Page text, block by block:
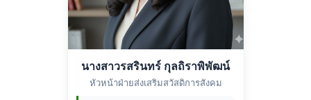
นางสาวรสรินทร์ กุลถิราพิพัฒน์
หัวหน้าฝ่ายส่งเสริมสวัสดิการสังคม